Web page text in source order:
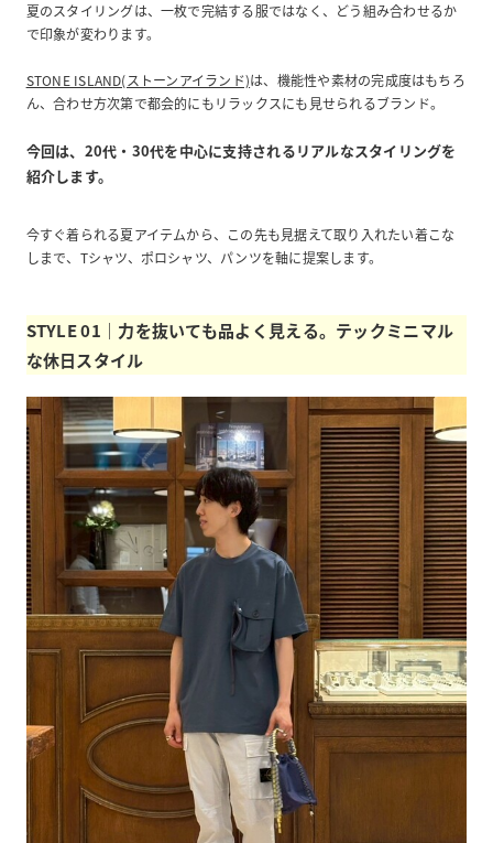
夏のスタイリングは、一枚で完結する服ではなく、どう組み合わせるか
で印象が変わります。
STONE ISLAND(ストーンアイランド)は、機能性や素材の完成度はもちろ
ん、合わせ方次第で都会的にもリラックスにも見せられるブランド。
今回は、20代・30代を中心に支持されるリアルなスタイリングを
紹介します。
今すぐ着られる夏アイテムから、この先も見据えて取り入れたい着こな
しまで、Tシャツ、ポロシャツ、パンツを軸に提案します。
STYLE 01｜力を抜いても品よく見える。テックミニマル
な休日スタイル